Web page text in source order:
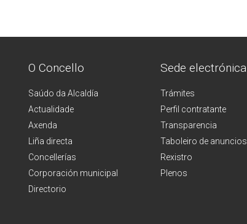
O Concello
Saúdo da Alcaldía
Actualidade
Axenda
Liña directa
Concellerías
Corporación municipal
Directorio
Sede electrónica
Trámites
Perfil contratante
Transparencia
Taboleiro de anuncios
Rexistro
Plenos